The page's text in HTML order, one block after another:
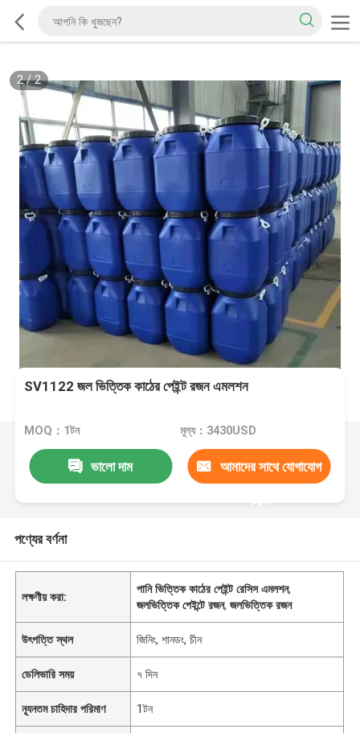
2/2
SV1122 জল ভিত্তিক কাঠের পেইন্ট রজন এমলশন
MOQ：1টন মূল্য：3430USD
ভালো দাম আমাদের সাথে যোগাযোগ
করুন
পণ্যের বর্ণনা
লক্ষণীয় করা:
পানি ভিত্তিক কাঠের পেইন্ট রেসিস এমলশন,
জলভিত্তিক পেইন্টে রজন,জলভিত্তিক রজন
উৎপত্তি স্থল জিনিং, শানডং, চীন
ডেলিভারি সময় ৭ দিন
ন্যূনতম চাহিদার পরিমাণ 1টন